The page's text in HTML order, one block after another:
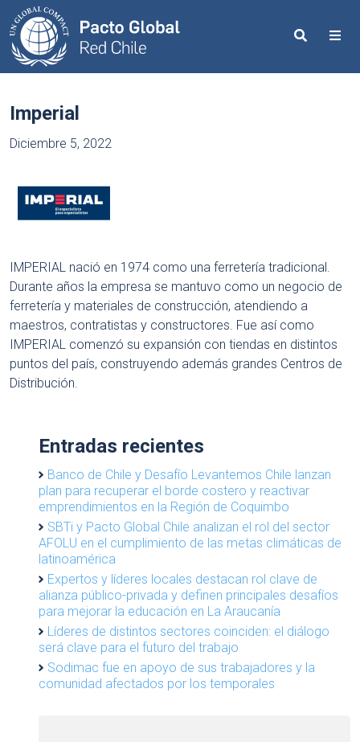
Search
Imperial
Diciembre 5, 2022
IMPERIAL nació en 1974 como una ferretería tradicional.
Durante años la empresa se mantuvo como un negocio de
ferretería y materiales de construcción, atendiendo a
maestros, contratistas y constructores. Fue así como
IMPERIAL comenzó su expansión con tiendas en distintos
puntos del país, construyendo además grandes Centros de
Distribución.
Entradas recientes
Banco de Chile y Desafío Levantemos Chile lanzan
plan para recuperar el borde costero y reactivar
emprendimientos en la Región de Coquimbo
SBTi y Pacto Global Chile analizan el rol del sector
AFOLU en el cumplimiento de las metas climáticas de
latinoamérica
Expertos y líderes locales destacan rol clave de
alianza público-privada y definen principales desafíos
para mejorar la educación en La Araucanía
Líderes de distintos sectores coinciden: el diálogo
será clave para el futuro del trabajo
Sodimac fue en apoyo de sus trabajadores y la
comunidad afectados por los temporales